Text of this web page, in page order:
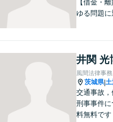
【借金・
ゆる問題に
決を目指し
軽にご相談
場有】
井関 光
風間法律事
茨城県|
交通事故，
刑事事件
料無料です